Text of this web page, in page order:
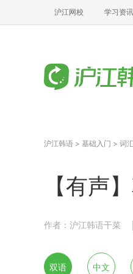
沪江网校 学习资讯
沪江韩语 > 基础入门 > 词
【有声
作者：沪江韩语干菜
双语 中文